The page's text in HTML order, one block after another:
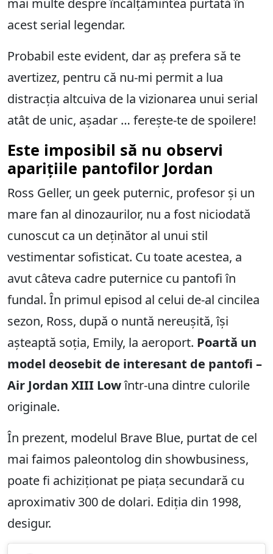
mai multe despre încălțămintea purtată în
acest serial legendar.
Probabil este evident, dar aș prefera să te
avertizez, pentru că nu-mi permit a lua
distracția altcuiva de la vizionarea unui serial
atât de unic, așadar … ferește-te de spoilere!
Este imposibil să nu observi
aparițiile pantofilor Jordan
Ross Geller, un geek puternic, profesor și un
mare fan al dinozaurilor, nu a fost niciodată
cunoscut ca un deținător al unui stil
vestimentar sofisticat. Cu toate acestea, a
avut câteva cadre puternice cu pantofi în
fundal. În primul episod al celui de-al cincilea
sezon, Ross, după o nuntă nereușită, își
așteaptă soția, Emily, la aeroport. Poartă un
model deosebit de interesant de pantofi –
Air Jordan XIII Lowîntr-una dintre culorile
originale.
În prezent, modelul Brave Blue, purtat de cel
mai faimos paleontolog din showbusiness,
poate fi achiziționat pe piața secundară cu
aproximativ 300 de dolari. Ediția din 1998,
desigur.